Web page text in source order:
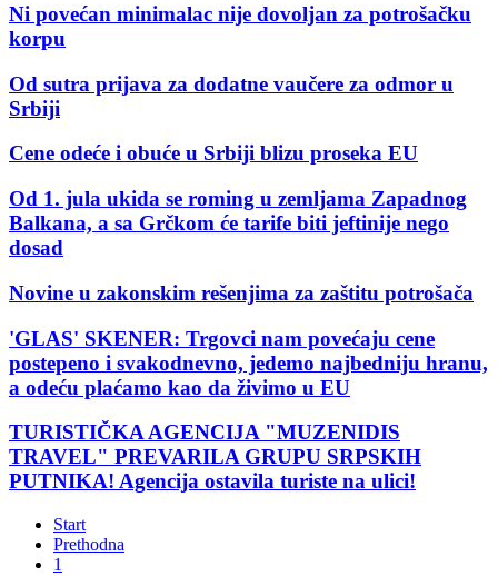
Ni povećan minimalac nije dovoljan za potrošačku
korpu
Od sutra prijava za dodatne vaučere za odmor u
Srbiji
Cene odeće i obuće u Srbiji blizu proseka EU
Od 1. jula ukida se roming u zemljama Zapadnog
Balkana, a sa Grčkom će tarife biti jeftinije nego
dosad
Novine u zakonskim rešenjima za zaštitu potrošača
'GLAS' SKENER: Trgovci nam povećaju cene
postepeno i svakodnevno, jedemo najbedniju hranu,
a odeću plaćamo kao da živimo u EU
TURISTIČKA AGENCIJA "MUZENIDIS
TRAVEL" PREVARILA GRUPU SRPSKIH
PUTNIKA! Agencija ostavila turiste na ulici!
Start
Prethodna
1